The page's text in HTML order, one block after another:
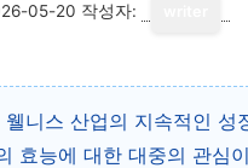
05-20 작성자:
니스 산업의 지속적인 성
효능에 대한 대중의 관심